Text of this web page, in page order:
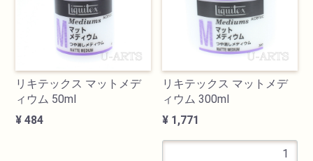
リキテックス マットメデ
ィウム 50ml
¥ 484
リキテックス マットメデ
ィウム 300ml
¥ 1,771